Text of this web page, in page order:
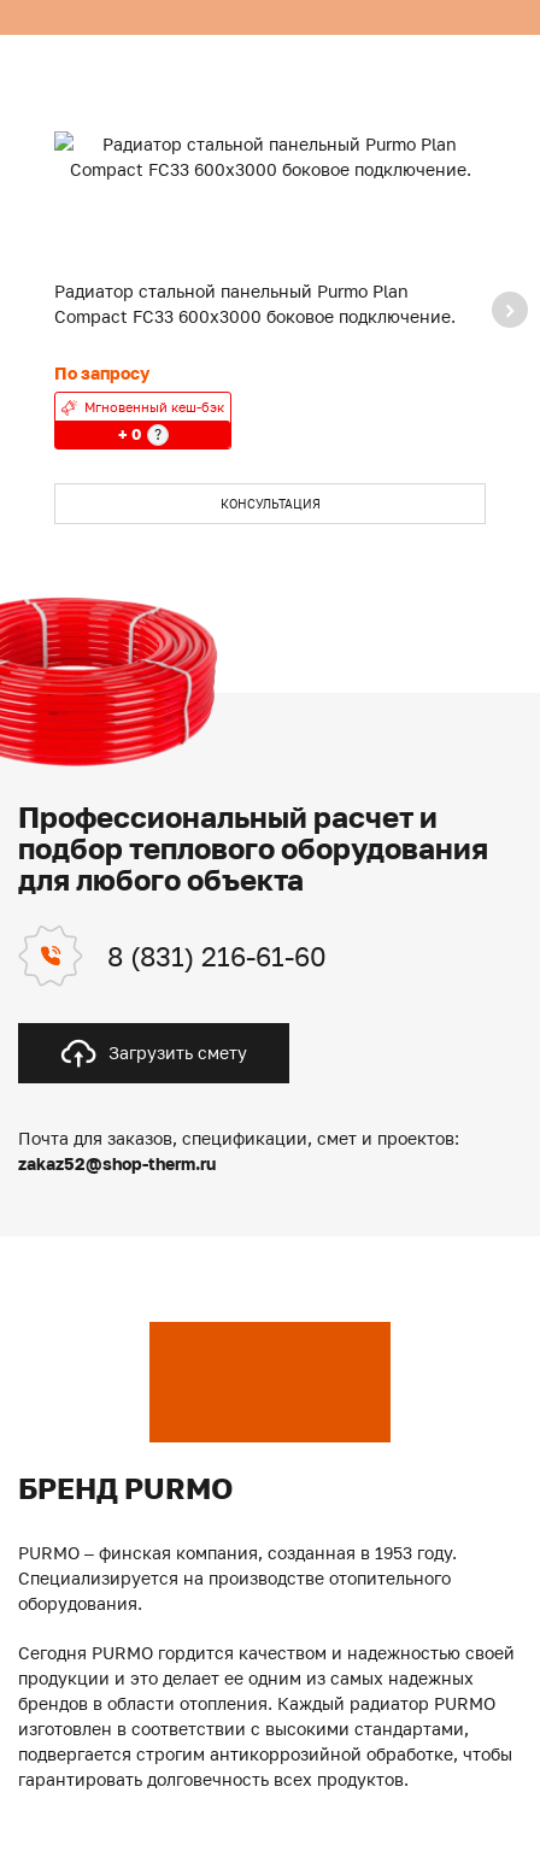
Радиатор стальной панельный Purmo Plan
Compact FC33 600x3000 боковое подключение.
По запросу
Мгновенный кеш-бэк
+ 0 ?
КОНСУЛЬТАЦИЯ
Профессиональный расчет и
подбор теплового оборудования
для любого объекта
8 (831) 216-61-60
Загрузить смету
Почта для заказов, спецификации, смет и проектов:
zakaz52@shop-therm.ru
БРЕНД PURMO
PURMO – финская компания, созданная в 1953 году.
Специализируется на производстве отопительного
оборудования.
Сегодня PURMO гордится качеством и надежностью своей
продукции и это делает ее одним из самых надежных
брендов в области отопления. Каждый радиатор PURMO
изготовлен в соответствии с высокими стандартами,
подвергается строгим антикоррозийной обработке, чтобы
гарантировать долговечность всех продуктов.